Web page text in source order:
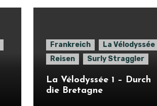
Frankreich
La Vélodyssée
Reisen
Surly Straggler
La Vélodyssée 1 – Durch
die Bretagne